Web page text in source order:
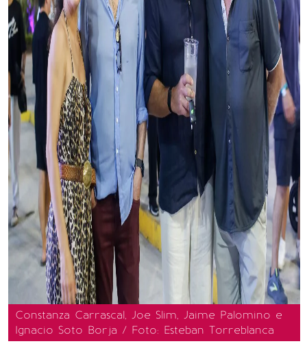
Constanza Carrascal, Joe Slim, Jaime Palomino e
Ignacio Soto Borja / Foto: Esteban Torreblanca